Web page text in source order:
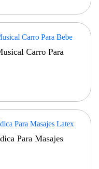
Carro Para
Para Masajes